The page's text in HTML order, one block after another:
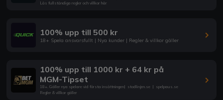
Läs fullständiga regler och villkor här
100% upp till 500 kr
18+ Spela ansvarsfullt | Nya kunder | Regler & villkor gäller
100% upp till 1000 kr + 64 kr på
MGM-Tipset
18+. Gäller nya spelare vid första insättningen| stodlinjen.se | spelpaus.se
Regler & villkor gäller